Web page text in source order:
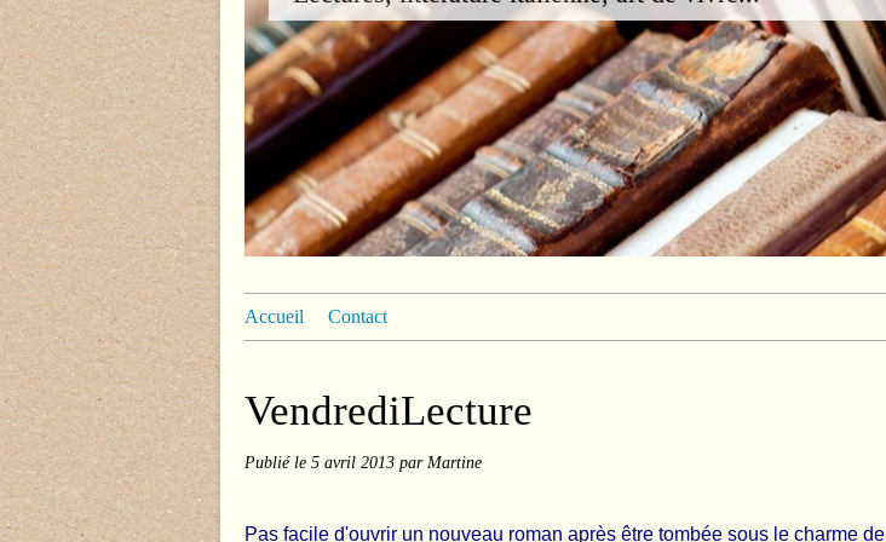
Accueil Contact
VendrediLecture
Publié le 5 avril 2013 par Martine
Pas facile d'ouvrir un nouveau roman après être tombée sous le charme de